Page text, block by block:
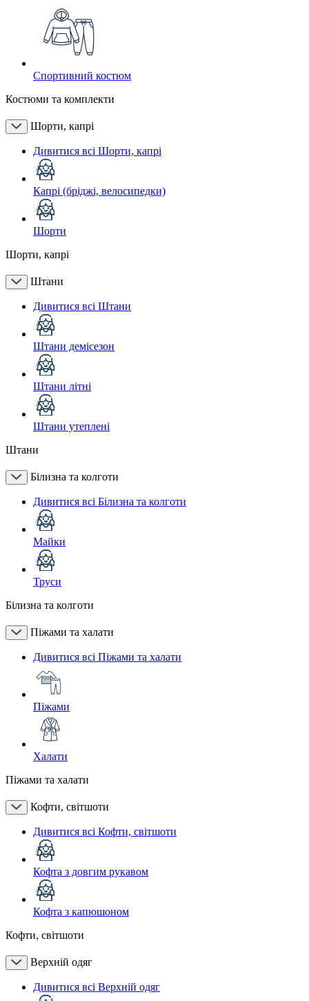
Спортивний костюм
Костюми та комплекти
Шорти, капрі
Дивитися всі Шорти, капрі
Капрі (бріджі, велосипедки)
Шорти
Шорти, капрі
Штани
Дивитися всі Штани
Штани демісезон
Штани літні
Штани утеплені
Штани
Білизна та колготи
Дивитися всі Білизна та колготи
Майки
Труси
Білизна та колготи
Піжами та халати
Дивитися всі Піжами та халати
Піжами
Халати
Піжами та халати
Кофти, світшоти
Дивитися всі Кофти, світшоти
Кофта з довгим рукавом
Кофта з капюшоном
Кофти, світшоти
Верхній одяг
Дивитися всі Верхній одяг